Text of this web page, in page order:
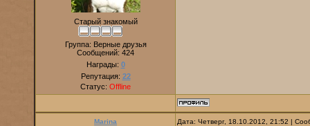
Старый знакомый
Группа: Верные друзья
Сообщений: 424
Награды: 0
Репутация: 22
Статус: Offline
Marina Дата: Четверг, 18.10.2012, 21:52 |